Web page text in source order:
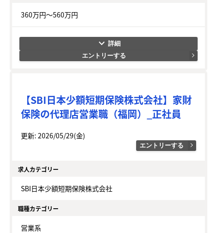
360万円～560万円
keyboard_arrow_down
エントリーする
【SBI日本少額短期保険株式会社】家財
保険の代理店営業職（福岡）_正社員
更新: 2026/05/29(金)
エントリーする
求人カテゴリー
SBI日本少額短期保険株式会社
職種カテゴリー
営業系